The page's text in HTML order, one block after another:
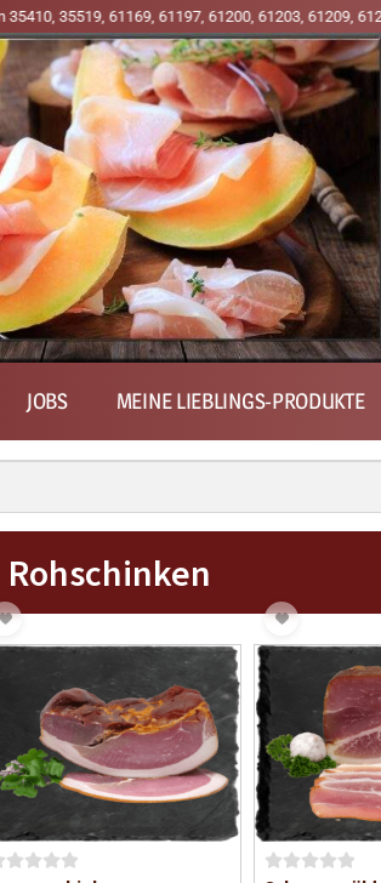
61231, 61239, 63667, 63679, 63683, 63691 und
JOBS MEINE LIEBLINGS-PRODUKTE
Rohschinken